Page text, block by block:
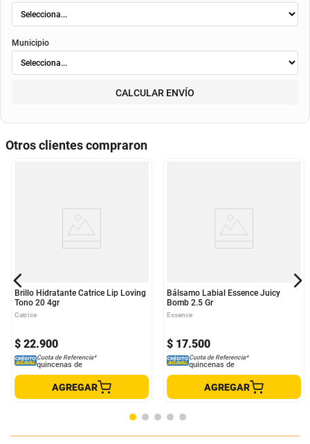
Municipio
CALCULAR ENVÍO
Otros clientes compraron
Brillo Hidratante Catrice Lip Loving
Tono 20 4gr
Catrice
$ 22.900
Cuota de Referencia*
quincenas de
AGREGAR
Bálsamo Labial Essence Juicy
Bomb 2.5 Gr
Essence
$ 17.500
Cuota de Referencia*
quincenas de
AGREGAR